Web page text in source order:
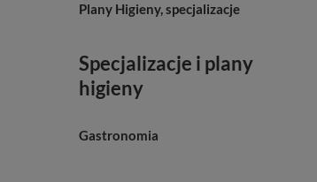
Plany Higieny, specjalizacje
Specjalizacje i plany
higieny
Gastronomia